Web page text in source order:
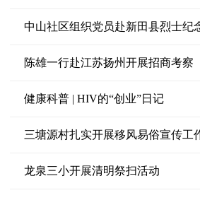
中山社区组织党员赴新田县烈士纪
陈雄一行赴江苏扬州开展招商考察
健康科普 | HIV的“创业”日记
三塘源村扎实开展移风易俗宣传工
龙泉三小开展清明祭扫活动